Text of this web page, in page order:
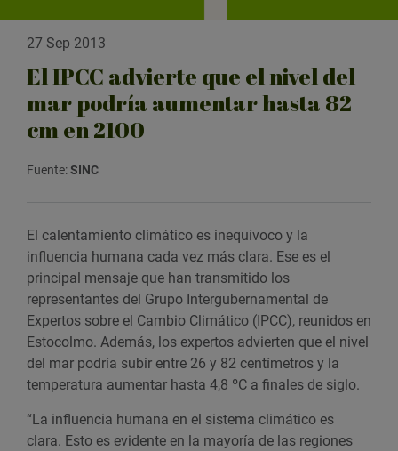
27 Sep 2013
El IPCC advierte que el nivel del
mar podría aumentar hasta 82
cm en 2100
Fuente:SINC
El calentamiento climático es inequívoco y la
influencia humana cada vez más clara. Ese es el
principal mensaje que han transmitido los
representantes del Grupo Intergubernamental de
Expertos sobre el Cambio Climático (IPCC), reunidos en
Estocolmo. Además, los expertos advierten que el nivel
del mar podría subir entre 26 y 82 centímetros y la
temperatura aumentar hasta 4,8 ºC a finales de siglo.
“La influencia humana en el sistema climático es
clara. Esto es evidente en la mayoría de las regiones